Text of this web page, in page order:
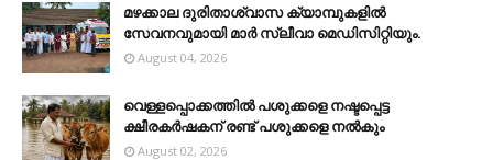
മഴക്കാല ദുരിതാശ്വാസ ക്യാമ്പുകളിൽ
സേവനവുമായി മാർ സ്ലീവാ മെഡിസിറ്റിയും.
August 04, 2026
വെള്ളപ്പൊക്കത്തില്‍ പശുക്കളെ നഷ്ടപ്പെട്ട
ക്ഷീരകര്‍ഷകന് രണ്ട് പശുക്കളെ നല്‍കും
August 02, 2026